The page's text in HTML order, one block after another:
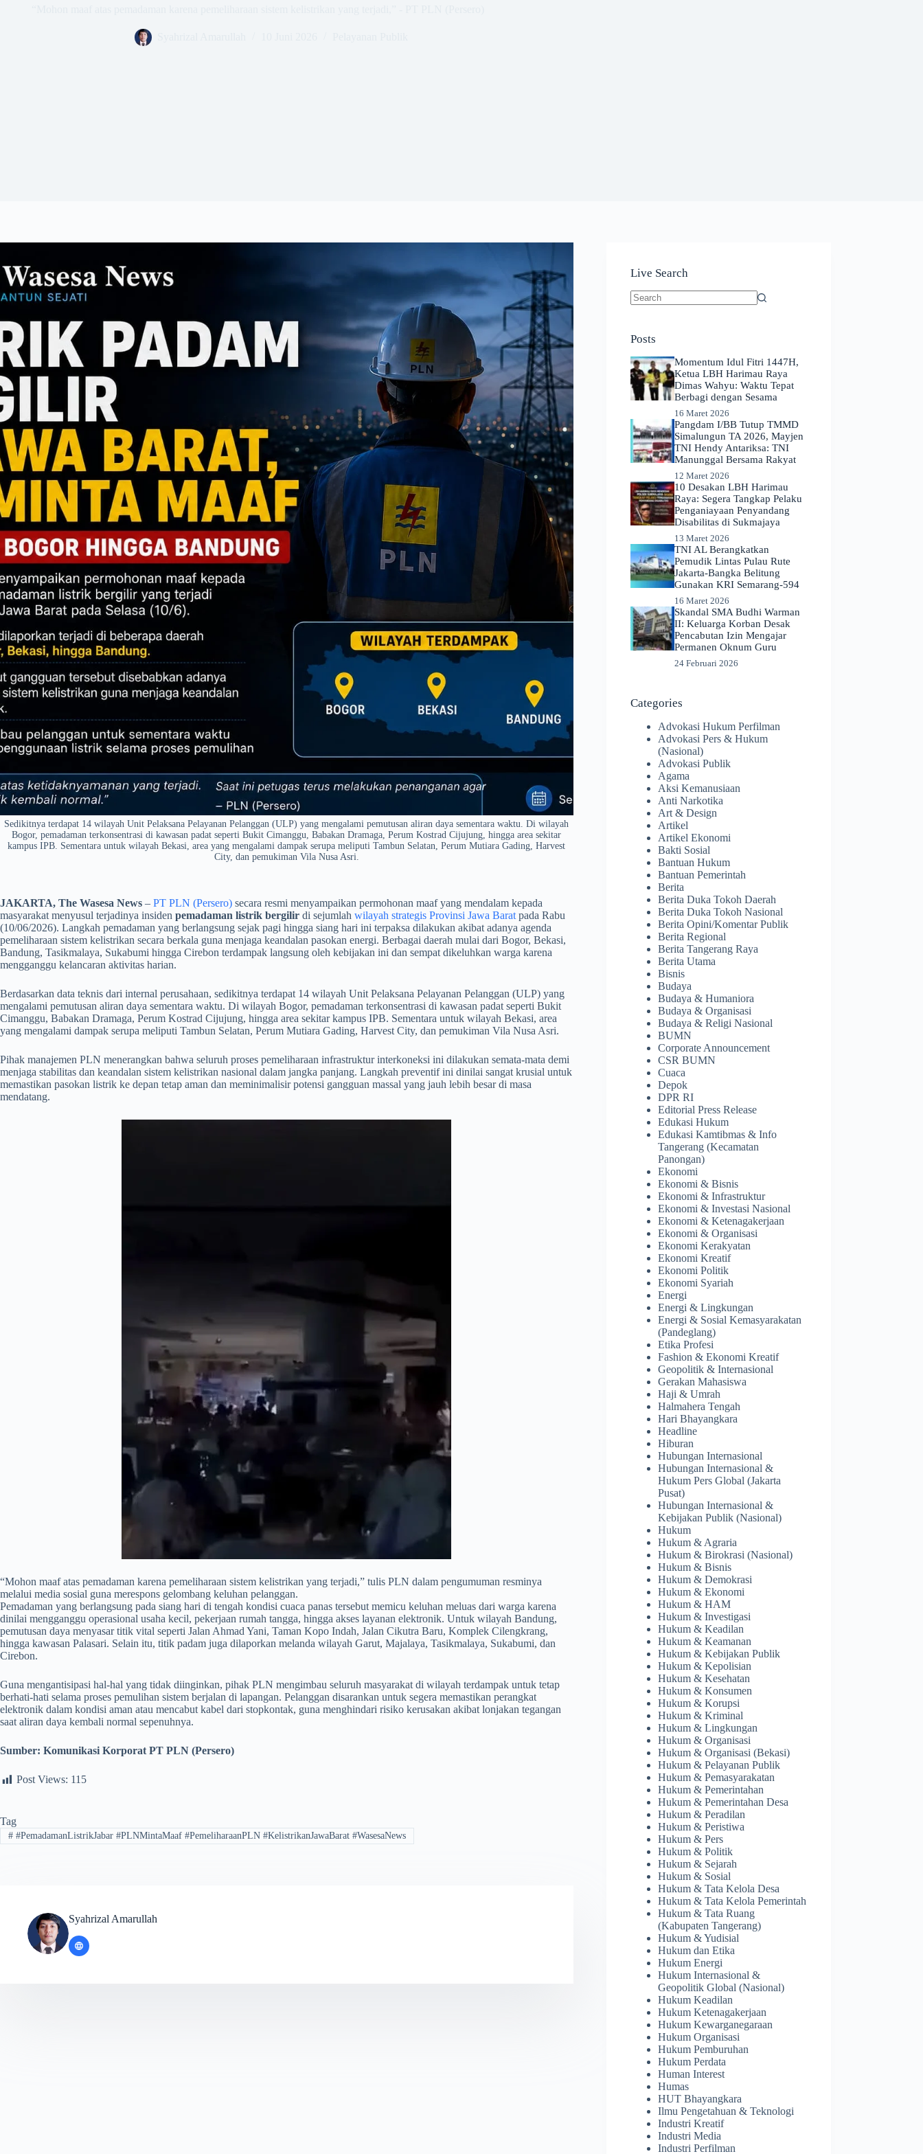
Sedikitnya terdapat 14 wilayah Unit Pelaksana Pelayanan Pelanggan (ULP) yang mengalami pemutusan aliran daya sementara waktu. Di wilayah
Bogor, pemadaman terkonsentrasi di kawasan padat seperti Bukit Cimanggu, Babakan Dramaga, Perum Kostrad Cijujung, hingga area sekitar
kampus IPB. Sementara untuk wilayah Bekasi, area yang mengalami dampak serupa meliputi Tambun Selatan, Perum Mutiara Gading, Harvest
City, dan pemukiman Vila Nusa Asri.
JAKARTA, The Wasesa News – PT PLN (Persero) secara resmi menyampaikan permohonan maaf yang mendalam kepada
masyarakat menyusul terjadinya insiden pemadaman listrik bergilir di sejumlah wilayah strategis Provinsi Jawa Baratpada Rabu
(10/06/2026). Langkah pemadaman yang berlangsung sejak pagi hingga siang hari ini terpaksa dilakukan akibat adanya agenda
pemeliharaan sistem kelistrikan secara berkala guna menjaga keandalan pasokan energi. Berbagai daerah mulai dari Bogor, Bekasi,
Bandung, Tasikmalaya, Sukabumi hingga Cirebon terdampak langsung oleh kebijakan ini dan sempat dikeluhkan warga karena
mengganggu kelancaran aktivitas harian.
​Berdasarkan data teknis dari internal perusahaan, sedikitnya terdapat 14 wilayah Unit Pelaksana Pelayanan Pelanggan (ULP) yang
mengalami pemutusan aliran daya sementara waktu. Di wilayah Bogor, pemadaman terkonsentrasi di kawasan padat seperti Bukit
Cimanggu, Babakan Dramaga, Perum Kostrad Cijujung, hingga area sekitar kampus IPB. Sementara untuk wilayah Bekasi, area
yang mengalami dampak serupa meliputi Tambun Selatan, Perum Mutiara Gading, Harvest City, dan pemukiman Vila Nusa Asri.
​Pihak manajemen PLN menerangkan bahwa seluruh proses pemeliharaan infrastruktur interkoneksi ini dilakukan semata-mata demi
menjaga stabilitas dan keandalan sistem kelistrikan nasional dalam jangka panjang. Langkah preventif ini dinilai sangat krusial untuk
memastikan pasokan listrik ke depan tetap aman dan meminimalisir potensi gangguan massal yang jauh lebih besar di masa
mendatang.
​“Mohon maaf atas pemadaman karena pemeliharaan sistem kelistrikan yang terjadi,” tulis PLN dalam pengumuman resminya
melalui media sosial guna merespons gelombang keluhan pelanggan.
Pemadaman yang berlangsung pada siang hari di tengah kondisi cuaca panas tersebut memicu keluhan meluas dari warga karena
dinilai mengganggu operasional usaha kecil, pekerjaan rumah tangga, hingga akses layanan elektronik. Untuk wilayah Bandung,
pemutusan daya menyasar titik vital seperti Jalan Ahmad Yani, Taman Kopo Indah, Jalan Cikutra Baru, Komplek Cilengkrang,
hingga kawasan Palasari. Selain itu, titik padam juga dilaporkan melanda wilayah Garut, Majalaya, Tasikmalaya, Sukabumi, dan
Cirebon.
​Guna mengantisipasi hal-hal yang tidak diinginkan, pihak PLN mengimbau seluruh masyarakat di wilayah terdampak untuk tetap
berhati-hati selama proses pemulihan sistem berjalan di lapangan. Pelanggan disarankan untuk segera memastikan perangkat
elektronik dalam kondisi aman atau mencabut kabel dari stopkontak, guna menghindari risiko kerusakan akibat lonjakan tegangan
saat aliran daya kembali normal sepenuhnya.
Sumber: Komunikasi Korporat PT PLN (Persero)
Post Views: 115
Tag
##PemadamanListrikJabar #PLNMintaMaaf #PemeliharaanPLN #KelistrikanJawaBarat #WasesaNews
Syahrizal Amarullah
Live Search
Posts
Momentum Idul Fitri 1447H,
Ketua LBH Harimau Raya
Dimas Wahyu: Waktu Tepat
Berbagi dengan Sesama
16 Maret 2026
Pangdam I/BB Tutup TMMD
Simalungun TA 2026, Mayjen
TNI Hendy Antariksa: TNI
Manunggal Bersama Rakyat
12 Maret 2026
​10 Desakan LBH Harimau
Raya: Segera Tangkap Pelaku
Penganiayaan Penyandang
Disabilitas di Sukmajaya
13 Maret 2026
TNI AL Berangkatkan
Pemudik Lintas Pulau Rute
Jakarta-Bangka Belitung
Gunakan KRI Semarang-594
16 Maret 2026
Skandal SMA Budhi Warman
II: Keluarga Korban Desak
Pencabutan Izin Mengajar
Permanen Oknum Guru
24 Februari 2026
Categories
Advokasi Hukum Perfilman
Advokasi Pers & Hukum
(Nasional)
Advokasi Publik
Agama
Aksi Kemanusiaan
Anti Narkotika
Art & Design
Artikel
Artikel Ekonomi
Bakti Sosial
Bantuan Hukum
Bantuan Pemerintah
Berita
Berita Duka Tokoh Daerah
Berita Duka Tokoh Nasional
Berita Opini/Komentar Publik
Berita Regional
Berita Tangerang Raya
Berita Utama
Bisnis
Budaya
Budaya & Humaniora
Budaya & Organisasi
Budaya & Religi Nasional
BUMN
Corporate Announcement
CSR BUMN
Cuaca
Depok
DPR RI
Editorial Press Release
Edukasi Hukum
Edukasi Kamtibmas & Info
Tangerang (Kecamatan
Panongan)
Ekonomi
Ekonomi & Bisnis
Ekonomi & Infrastruktur
Ekonomi & Investasi Nasional
Ekonomi & Ketenagakerjaan
Ekonomi & Organisasi
Ekonomi Kerakyatan
Ekonomi Kreatif
Ekonomi Politik
Ekonomi Syariah
Energi
Energi & Lingkungan
Energi & Sosial Kemasyarakatan
(Pandeglang)
Etika Profesi
Fashion & Ekonomi Kreatif
Geopolitik & Internasional
Gerakan Mahasiswa
Haji & Umrah
Halmahera Tengah
Hari Bhayangkara
Headline
Hiburan
Hubungan Internasional
Hubungan Internasional &
Hukum Pers Global (Jakarta
Pusat)
Hubungan Internasional &
Kebijakan Publik (Nasional)
Hukum
Hukum & Agraria
Hukum & Birokrasi (Nasional)
Hukum & Bisnis
Hukum & Demokrasi
Hukum & Ekonomi
Hukum & HAM
Hukum & Investigasi
Hukum & Keadilan
Hukum & Keamanan
Hukum & Kebijakan Publik
Hukum & Kepolisian
Hukum & Kesehatan
Hukum & Konsumen
Hukum & Korupsi
Hukum & Kriminal
Hukum & Lingkungan
Hukum & Organisasi
Hukum & Organisasi (Bekasi)
Hukum & Pelayanan Publik
Hukum & Pemasyarakatan
Hukum & Pemerintahan
Hukum & Pemerintahan Desa
Hukum & Peradilan
Hukum & Peristiwa
Hukum & Pers
Hukum & Politik
Hukum & Sejarah
Hukum & Sosial
Hukum & Tata Kelola Desa
Hukum & Tata Kelola Pemerintah
Hukum & Tata Ruang
(Kabupaten Tangerang)
Hukum & Yudisial
Hukum dan Etika
Hukum Energi
Hukum Internasional &
Geopolitik Global (Nasional)
Hukum Keadilan
Hukum Ketenagakerjaan
Hukum Kewarganegaraan
Hukum Organisasi
Hukum Pemburuhan
Hukum Perdata
Human Interest
Humas
HUT Bhayangkara
Ilmu Pengetahuan & Teknologi
Industri Kreatif
Industri Media
Industri Perfilman